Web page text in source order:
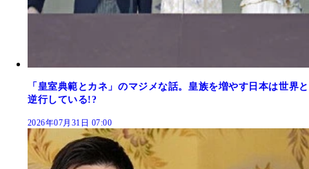
「皇室典範とカネ」のマジメな話。皇族を増やす日本は世界と
逆行している!?
2026年07月31日 07:00